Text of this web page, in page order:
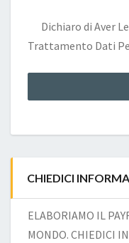
Dichiaro di Aver
Trattamento Dati
CHIEDICI
ELABORIAMO IL
MONDO. CHIEDICI